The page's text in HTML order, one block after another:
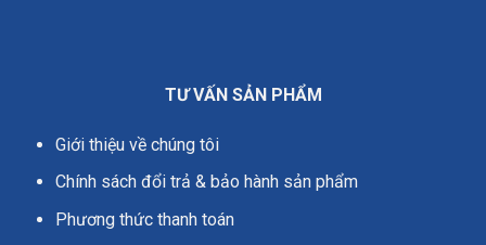
TƯ VẤN SẢN PHẨM
Giới thiệu về chúng tôi
Chính sách đổi trả & bảo hành sản phẩm
Phương thức thanh toán